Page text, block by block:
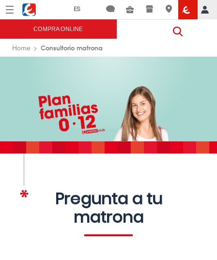
Menú Eroski
COMPRA ONLINE
Home Consultorio matrona
Pregunta a tu
matrona